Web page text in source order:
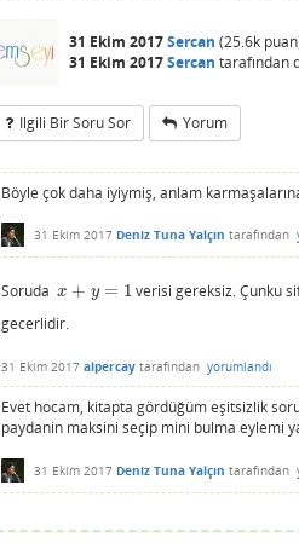
31 Ekim 2017Sercan (25.6k
31 Ekim 2017Sercan tarafından
Ilgili Bir Soru Sor Yorum
Böyle çok daha iyiymiş, anlam
31 Ekim 2017 Deniz Tuna Yalçın tarafından
Soruda x + y = 1
x+ y= 1 verisi gereksiz. Çunku
gecerlidir.
31 Ekim 2017 alpercay tarafından yorumlandı
Evet hocam, kitapta gördüğüm eşitsizlik
paydanin maksini seçip mini bulma eylemi
31 Ekim 2017 Deniz Tuna Yalçın tarafından